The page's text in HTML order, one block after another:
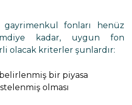
fonları henüz
kadar, uygun fon
olacak kriterler şunlardır:
bir piyasa
olması